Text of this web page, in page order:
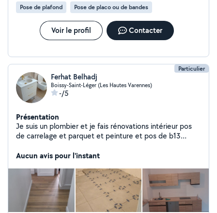
Pose de plafond Pose de placo ou de bandes
Voir le profil Contacter
Particulier
Ferhat Belhadj
Boissy-Saint-Léger (Les Hautes Varennes)
-/5
Présentation
Je suis un plombier et je fais rénovations intérieur pos
de carrelage et parquet et peinture et pos de b13
Aucun avis pour l'instant